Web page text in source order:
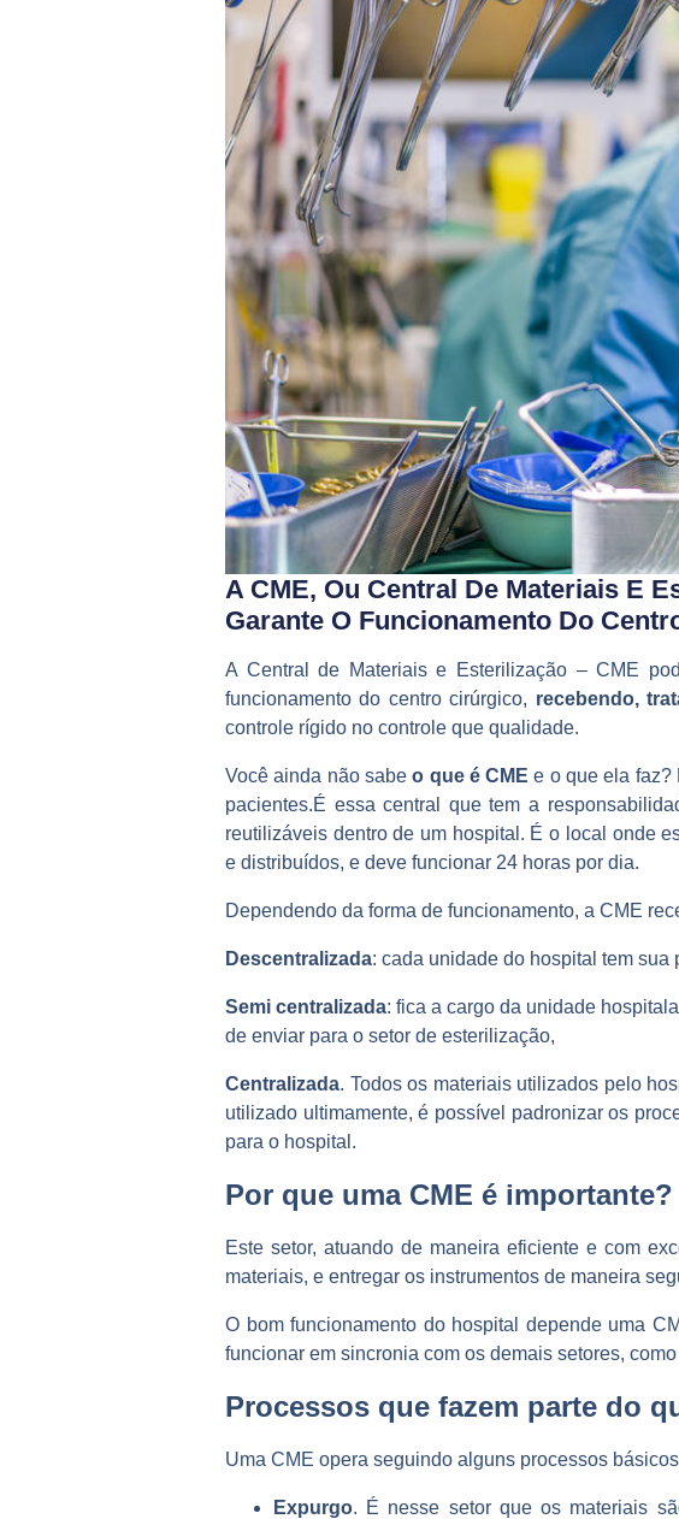
A CME, Ou Central De Materiais E
Garante O Funcionamento Do
A Central de Materiais e Esterilização – CME
funcionamento do centro cirúrgico, recebendo,
controle rígido no controle que qualidade.
Você ainda não sabeo que é CME e o que ela faz?
pacientes.É essa central que tem a
reutilizáveis dentro de um hospital. É o local onde
e distribuídos, e deve funcionar 24 horas por dia.
Dependendo da forma de funcionamento, a CME
Descentralizada: cada unidade do hospital tem
Semi centralizada: fica a cargo da unidade
de enviar para o setor de esterilização,
Centralizada. Todos os materiais utilizados pelo
utilizado ultimamente, é possível padronizar os
para o hospital.
Por que uma CME é importante?
Este setor, atuando de maneira eficiente e com
materiais, e entregar os instrumentos de maneira
O bom funcionamento do hospital depende uma
funcionar em sincronia com os demais setores,
Processos que fazem parte do
Uma CME opera seguindo alguns processos
Expurgo. É nesse setor que os materiais